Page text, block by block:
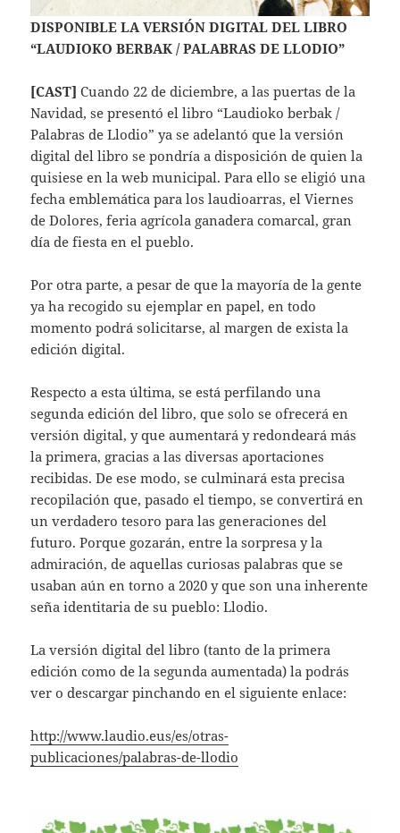
DISPONIBLE LA VERSIÓN DIGITAL DEL LIBRO
“LAUDIOKO BERBAK / PALABRAS DE LLODIO”
[CAST] Cuando 22 de diciembre, a las puertas de la
Navidad, se presentó el libro “Laudioko berbak /
Palabras de Llodio” ya se adelantó que la versión
digital del libro se pondría a disposición de quien la
quisiese en la web municipal. Para ello se eligió una
fecha emblemática para los laudioarras, el Viernes
de Dolores, feria agrícola ganadera comarcal, gran
día de fiesta en el pueblo.
Por otra parte, a pesar de que la mayoría de la gente
ya ha recogido su ejemplar en papel, en todo
momento podrá solicitarse, al margen de exista la
edición digital.
Respecto a esta última, se está perfilando una
segunda edición del libro, que solo se ofrecerá en
versión digital, y que aumentará y redondeará más
la primera, gracias a las diversas aportaciones
recibidas. De ese modo, se culminará esta precisa
recopilación que, pasado el tiempo, se convertirá en
un verdadero tesoro para las generaciones del
futuro. Porque gozarán, entre la sorpresa y la
admiración, de aquellas curiosas palabras que se
usaban aún en torno a 2020 y que son una inherente
seña identitaria de su pueblo: Llodio.
La versión digital del libro (tanto de la primera
edición como de la segunda aumentada) la podrás
ver o descargar pinchando en el siguiente enlace:
http://www.laudio.eus/es/otras-
publicaciones/palabras-de-llodio